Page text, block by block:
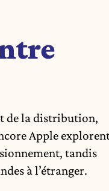
de la distribution,
Apple
tandis
à l’étranger.